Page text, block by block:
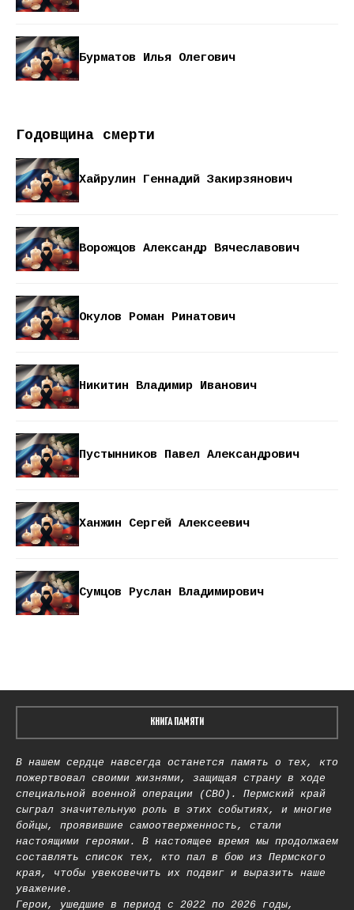
Бурматов Илья Олегович
Годовщина смерти
Хайрулин Геннадий Закирзянович
Ворожцов Александр Вячеславович
Окулов Роман Ринатович
Никитин Владимир Иванович
Пустынников Павел Александрович
Ханжин Сергей Алексеевич
Сумцов Руслан Владимирович
КНИГА ПАМЯТИ
В нашем сердце навсегда останется память о тех, кто
пожертвовал своими жизнями, защищая страну в ходе
специальной военной операции (СВО). Пермский край
сыграл значительную роль в этих событиях, и многие
бойцы, проявившие самоотверженность, стали
настоящими героями. В настоящее время мы продолжаем
составлять список тех, кто пал в бою из Пермского
края, чтобы увековечить их подвиг и выразить наше
уважение.
Герои, ушедшие в период с 2022 по 2026 годы,